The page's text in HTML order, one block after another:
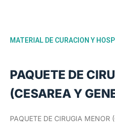
MATERIAL DE CURACION Y
PAQUETE DE
(CESAREA Y
PAQUETE DE CIRUGIA MENOR